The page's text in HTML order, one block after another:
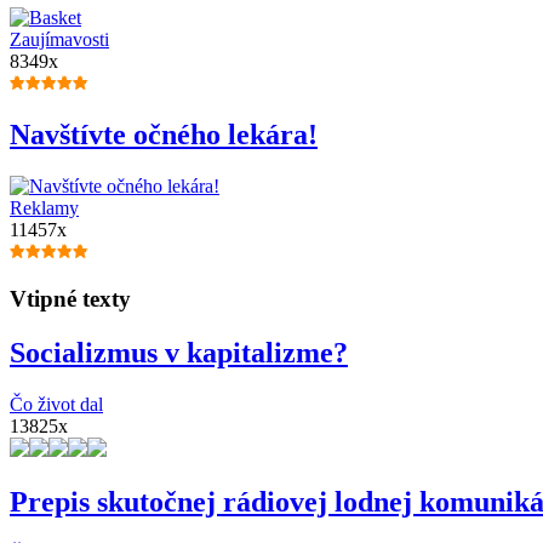
Zaujímavosti
8349x
Navštívte očného lekára!
Reklamy
11457x
Vtipné texty
Socializmus v kapitalizme?
Čo život dal
13825x
Prepis skutočnej rádiovej lodnej